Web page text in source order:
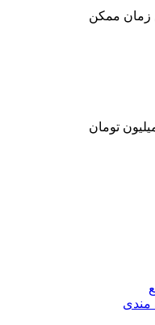
زمان ممکن
تومان
مندی